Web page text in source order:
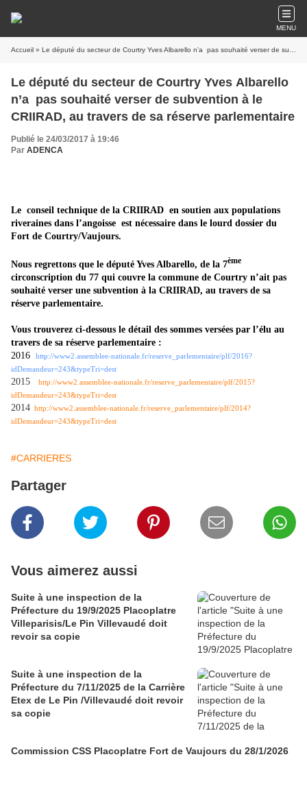
MENU
Accueil » Le député du secteur de Courtry Yves Albarello n’a pas souhaité verser de subvention à le CRIIRAD, au travers de sa réserve parlementaire
Le député du secteur de Courtry Yves Albarello
n’a pas souhaité verser de subvention à le
CRIIRAD, au travers de sa réserve parlementaire
Publié le 24/03/2017 à 19:46
Par ADENCA
Le conseil technique de la CRIIRAD en soutien aux populations
riveraines dans l’angoisse est nécessaire dans le lourd dossier du
Fort de Courtry/Vaujours.
Nous regrettons que le député Yves Albarello, de la 7ème
circonscription du 77 qui couvre la commune de Courtry n’ait pas
souhaité verser une subvention à la CRIIRAD, au travers de sa
réserve parlementaire.
Vous trouverez ci-dessous le détail des sommes versées par l’élu au
travers de sa réserve parlementaire :
2016
http://www2.assemblee-nationale.fr/reserve_parlementaire/plf/2016?
idDemandeur=243&typeTri=dest
2015
http://www2.assemblee-nationale.fr/reserve_parlementaire/plf/2015?
idDemandeur=243&typeTri=dest
2014 http://www2.assemblee-nationale.fr/reserve_parlementaire/plf/2014?
idDemandeur=243&typeTri=dest
#CARRIERES
Partager
Vous aimerez aussi
Suite à une inspection de la
Préfecture du 19/9/2025 Placoplatre
Villeparisis/Le Pin Villevaudé doit
revoir sa copie
Suite à une inspection de la
Préfecture du 7/11/2025 de la Carrière
Etex de Le Pin /Villevaudé doit revoir
sa copie
Commission CSS Placoplatre Fort de Vaujours du 28/1/2026